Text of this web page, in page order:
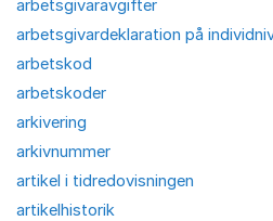
arbetsgivaravgifter
arbetsgivardeklaration på
arbetskod
arbetskoder
arkivering
arkivnummer
artikel i tidredovisningen
artikelhistorik